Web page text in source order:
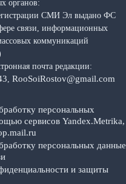
органов:
СМИ Эл выдано ФС
связи, информационных
коммуникаций
почта редакции:
RooSoiRostov@gmail.com
персональных
сервисов Yandex.Metrika,
персональных данные
и защиты